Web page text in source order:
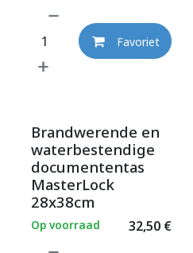
Favoriet
Brandwerende en
waterbestendige
documententas
MasterLock
28x38cm
32,50€
Op voorraad